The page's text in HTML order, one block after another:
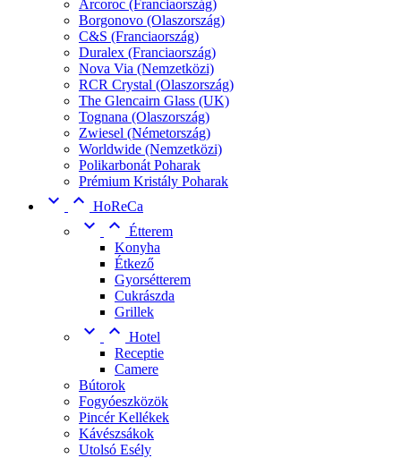
Arcoroc (Franciaország)
Borgonovo (Olaszország)
C&S (Franciaország)
Duralex (Franciaország)
Nova Via (Nemzetközi)
RCR Crystal (Olaszország)
The Glencairn Glass (UK)
Tognana (Olaszország)
Zwiesel (Németország)
Worldwide (Nemzetközi)
Polikarbonát Poharak
Prémium Kristály Poharak
  HoReCa
  Étterem
Konyha
Étkező
Gyorsétterem
Cukrászda
Grillek
  Hotel
Receptie
Camere
Bútorok
Fogyóeszközök
Pincér Kellékek
Kávészsákok
Utolsó Esély